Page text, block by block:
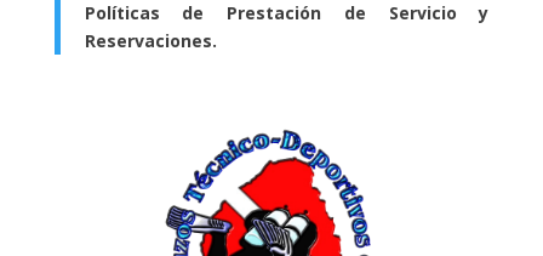
Políticas de Prestación de Servicio y
Reservaciones.